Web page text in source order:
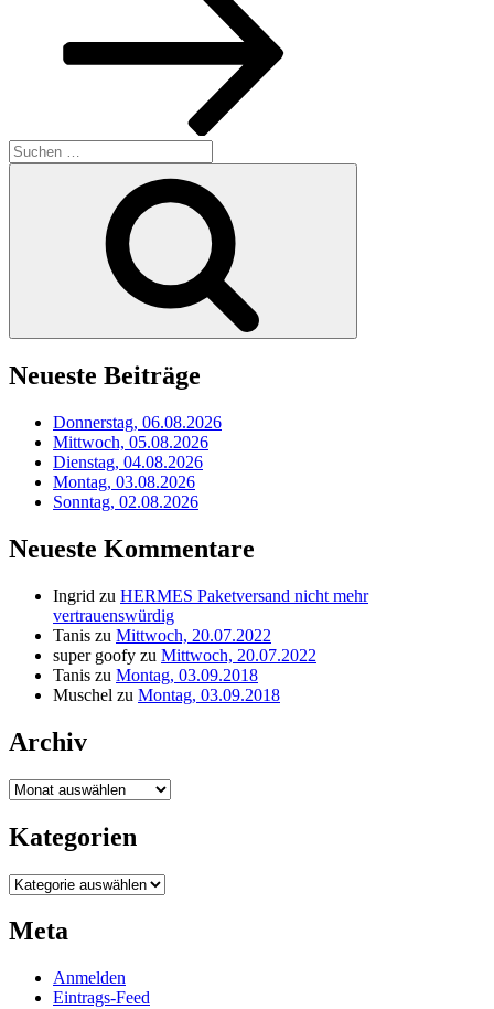
Suchen
nach:
Neueste Beiträge
Donnerstag, 06.08.2026
Mittwoch, 05.08.2026
Dienstag, 04.08.2026
Montag, 03.08.2026
Sonntag, 02.08.2026
Neueste Kommentare
Ingrid zu HERMES Paketversand nicht mehr
vertrauenswürdig
Tanis zu Mittwoch, 20.07.2022
super goofy zu Mittwoch, 20.07.2022
Tanis zu Montag, 03.09.2018
Muschel zu Montag, 03.09.2018
Archiv
Archiv
Kategorien
Kategorien
Meta
Anmelden
Eintrags-Feed